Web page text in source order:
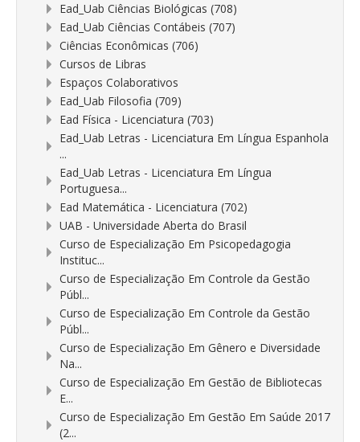
Ead_Uab Ciências Biológicas (708)
Ead_Uab Ciências Contábeis (707)
Ciências Econômicas (706)
Cursos de Libras
Espaços Colaborativos
Ead_Uab Filosofia (709)
Ead Física - Licenciatura (703)
Ead_Uab Letras - Licenciatura Em Língua Espanhola
...
Ead_Uab Letras - Licenciatura Em Língua
Portuguesa...
Ead Matemática - Licenciatura (702)
UAB - Universidade Aberta do Brasil
Curso de Especialização Em Psicopedagogia
Instituc...
Curso de Especialização Em Controle da Gestão
Públ...
Curso de Especialização Em Controle da Gestão
Públ...
Curso de Especialização Em Gênero e Diversidade
Na...
Curso de Especialização Em Gestão de Bibliotecas
E...
Curso de Especialização Em Gestão Em Saúde 2017
(2...